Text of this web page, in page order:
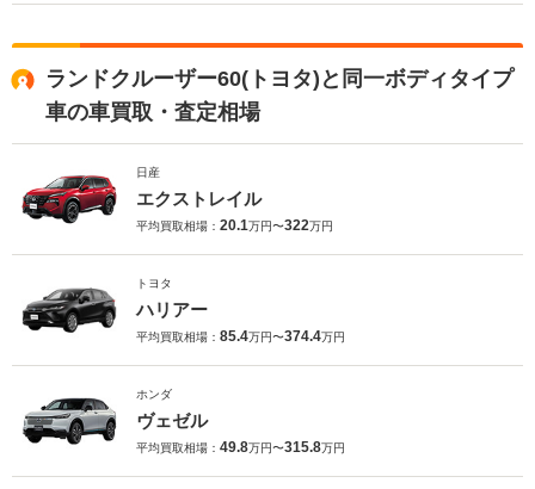
ランドクルーザー60(トヨタ)と同一ボディタイプ
車の車買取・査定相場
日産
エクストレイル
平均買取相場： 20.1万円〜322万円
トヨタ
ハリアー
平均買取相場： 85.4万円〜374.4万円
ホンダ
ヴェゼル
平均買取相場： 49.8万円〜315.8万円